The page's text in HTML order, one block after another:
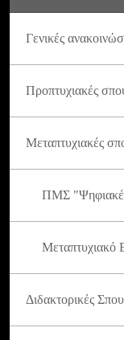
Γενικές
Προπτυχιακές
Μεταπτυχιακές
ΠΜΣ
Μεταπτυχιακό
Διδακτορικές